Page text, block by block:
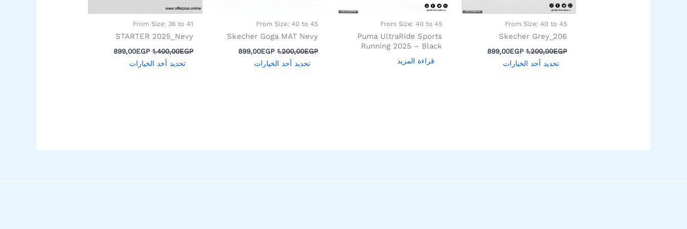
From Size: 40 to 45
Skecher Grey_206
1.200,00EGP
899,00EGP
تحديد أحد الخيارات
الخيارات
المنتج
From Size: 40 to 45
Puma UltraRide Sports
Running 2025 – Black
قراءة المزيد
From Size: 40 to 45
Skecher Goga MAT Nevy
1.200,00EGP
899,00EGP
تحديد أحد الخيارات
صفحة
المنتج
From Size: 36 to 41
STARTER 2025_Nevy
1.400,00EGP
899,00EGP
تحديد أحد الخيارات
الخيارات
صفحة
المنتج